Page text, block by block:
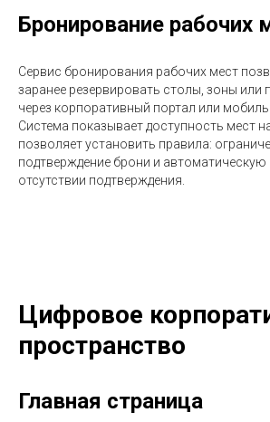
Бронирование рабочих
Сервис бронирования рабочих мест
заранее резервировать столы, зоны или
через корпоративный портал или
Система показывает доступность мест
позволяет установить правила:
подтверждение брони и автоматическую
отсутствии подтверждения.
Цифровое
пространство
Главная страница